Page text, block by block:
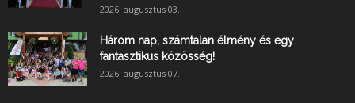
2026. augusztus 03.
Három nap, számtalan élmény és egy
fantasztikus közösség!
2026. augusztus 07.